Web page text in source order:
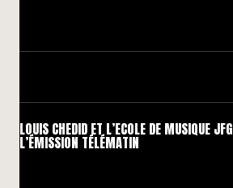
LOUIS CHEDID ET L’ECOLE DE MUSIQUE
L’ÉMISSION TÉLÉMATIN